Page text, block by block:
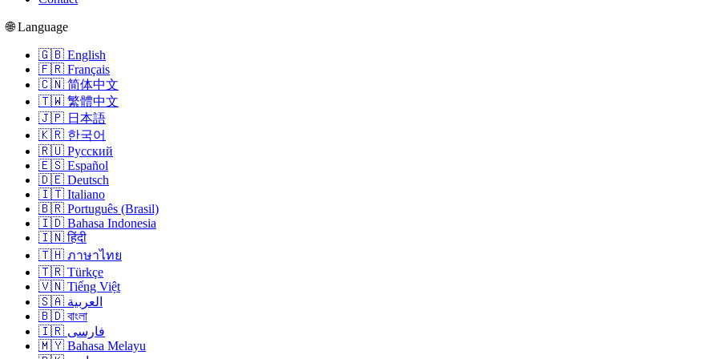
🌐 Language
🇬🇧 English
🇫🇷 Français
🇨🇳 简体中文
🇹🇼 繁體中文
🇯🇵 日本語
🇰🇷 한국어
🇷🇺 Русский
🇪🇸 Español
🇩🇪 Deutsch
🇮🇹 Italiano
🇧🇷 Português (Brasil)
🇮🇩 Bahasa Indonesia
🇮🇳 हिंदी
🇹🇭 ภาษาไทย
🇹🇷 Türkçe
🇻🇳 Tiếng Việt
🇸🇦 العربية
🇧🇩 বাংলা
🇮🇷 فارسی
🇲🇾 Bahasa Melayu